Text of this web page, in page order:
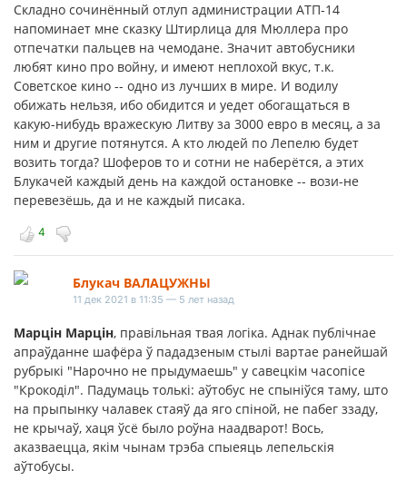
Складно сочинённый отлуп администрации АТП-14
напоминает мне сказку Штирлица для Мюллера про
отпечатки пальцев на чемодане. Значит автобусники
любят кино про войну, и имеют неплохой вкус, т.к.
Советское кино -- одно из лучших в мире. И водилу
обижать нельзя, ибо обидится и уедет обогащаться в
какую-нибудь вражескую Литву за 3000 евро в месяц, а за
ним и другие потянутся. А кто людей по Лепелю будет
возить тогда? Шоферов то и сотни не наберётся, а этих
Блукачей каждый день на каждой остановке -- вози-не
перевезёшь, да и не каждый писака.
4
Блукач ВАЛАЦУЖНЫ
11 дек 2021 в 11:35 — 5 лет назад
Марцiн Марцiн, правільная твая логіка. Аднак публічнае
апраўданне шафёра ў пададзеным стылі вартае ранейшай
рубрыкі "Нарочно не прыдумаешь" у савецкім часопісе
"Крокоділ". Падумаць толькі: аўтобус не спыніўся таму, што
на прыпынку чалавек стаяў да яго спіной, не пабег ззаду,
не крычаў, хаця ўсё было роўна наадварот! Вось,
аказваецца, якім чынам трэба спыеяць лепельскія
аўтобусы.